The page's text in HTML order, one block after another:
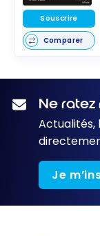
Souscrire
Comparer
Ne ratez
Actualités,
Je